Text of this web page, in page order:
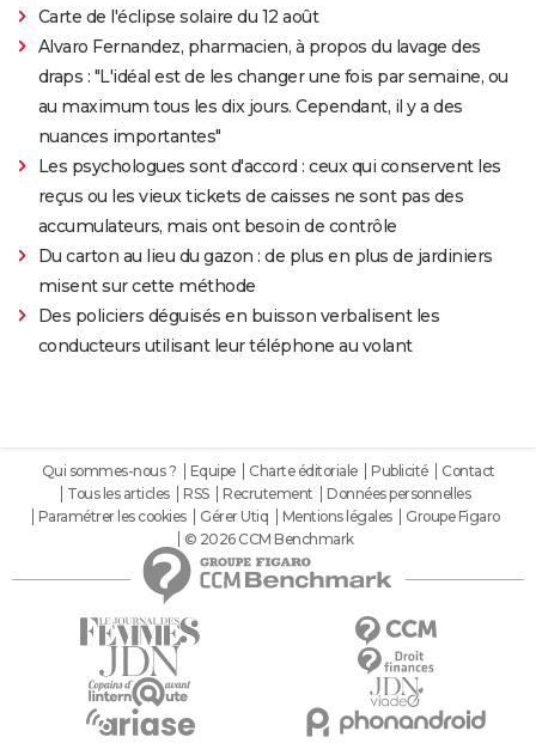
Carte de l'éclipse solaire du 12 août
Alvaro Fernandez, pharmacien, à propos du lavage des
draps : "L'idéal est de les changer une fois par semaine, ou
au maximum tous les dix jours. Cependant, il y a des
nuances importantes"
Les psychologues sont d'accord : ceux qui conservent les
reçus ou les vieux tickets de caisses ne sont pas des
accumulateurs, mais ont besoin de contrôle
Du carton au lieu du gazon : de plus en plus de jardiniers
misent sur cette méthode
Des policiers déguisés en buisson verbalisent les
conducteurs utilisant leur téléphone au volant
Qui sommes-nous ? Equipe Charte éditoriale Publicité
Contact
Tous les articles
RSS Recrutement
Données personnelles
Paramétrer les cookies
Gérer Utiq Mentions légales
Groupe Figaro
© 2026 CCM Benchmark